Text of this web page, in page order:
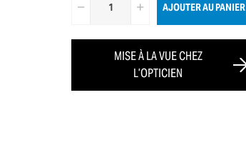
AJOUTER AU PANIER
MISE À LA VUE CHEZ
L’OPTICIEN